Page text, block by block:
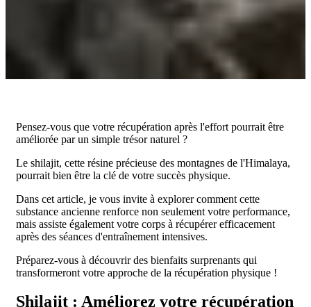
Pensez-vous que votre récupération après l'effort pourrait être
améliorée par un simple trésor naturel ?
Le shilajit, cette résine précieuse des montagnes de l'Himalaya,
pourrait bien être la clé de votre succès physique.
Dans cet article, je vous invite à explorer comment cette
substance ancienne renforce non seulement votre performance,
mais assiste également votre corps à récupérer efficacement
après des séances d'entraînement intensives.
Préparez-vous à découvrir des bienfaits surprenants qui
transformeront votre approche de la récupération physique !
Shilajit : Améliorez votre récupération